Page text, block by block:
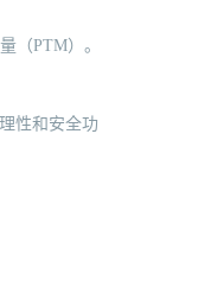
（PTM）。
性和安全功